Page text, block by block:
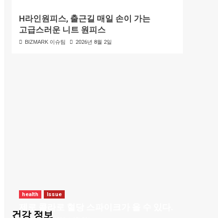
H라인원피스, 출근길 매일 손이 가는
고급스러운 니트 원피스
BIZMARK 이슈팀 2026년 8월 2일
건강 정보
health Issue